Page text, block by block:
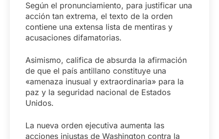
Según el pronunciamiento, para justificar una
acción tan extrema, el texto de la orden
contiene una extensa lista de mentiras y
acusaciones difamatorias.
Asimismo, califica de absurda la afirmación
de que el país antillano constituye una
«amenaza inusual y extraordinaria» para la
paz y la seguridad nacional de Estados
Unidos.
La nueva orden ejecutiva aumenta las
acciones injustas de Washington contra la